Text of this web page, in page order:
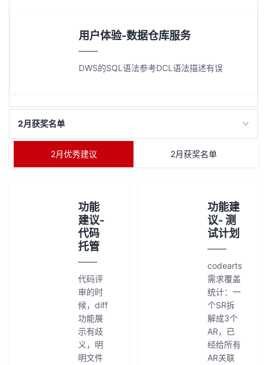
用户体验-数据仓库服务
DWS的SQL语法参考DCL语法描述有误
2月获奖名单
2月优秀建议 2月获奖名单
功能
建议-
代码
托管
代码评
审的时
候，diff
功能展
示有歧
义，明
明文件
功能建
议- 测
试计划
codearts
需求覆盖
统计：一
个SR拆
解成3个
AR，已
经给所有
AR关联